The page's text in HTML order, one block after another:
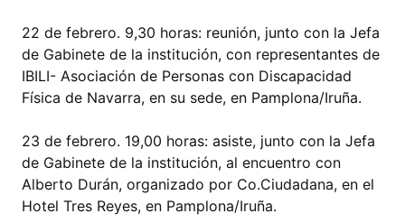
22 de febrero. 9,30 horas: reunión, junto con la Jefa
de Gabinete de la institución, con representantes de
IBILI- Asociación de Personas con Discapacidad
Física de Navarra, en su sede, en Pamplona/Iruña.
23 de febrero. 19,00 horas: asiste, junto con la Jefa
de Gabinete de la institución, al encuentro con
Alberto Durán, organizado por Co.Ciudadana, en el
Hotel Tres Reyes, en Pamplona/Iruña.